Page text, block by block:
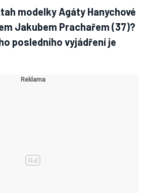
modelky Agáty Hanychové
Jakubem Prachařem (37)?
posledního vyjádření je